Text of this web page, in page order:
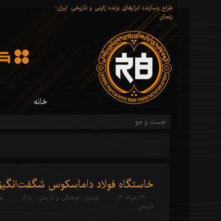
طراح وسازنده ابزارهای برّنده ژاپنی و تاریخی. ایران-
زنجان
خانه
خاستگاه فولاد داماسکوس
۲۴ خرداد ۰۳ نوشتار ، فرهنگی و تاریخی ، بلاگ
تاریخی